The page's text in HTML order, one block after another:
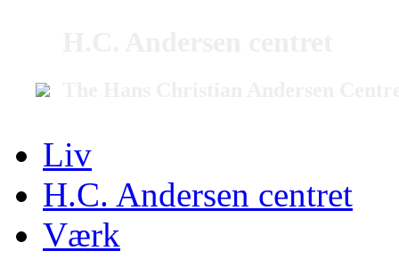
Liv
H.C. Andersen centret
Værk